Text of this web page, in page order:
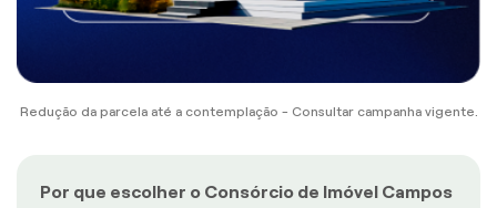
Redução da parcela até a contemplação - Consultar campanha vigente.
Por que escolher o Consórcio de Imóvel Campos